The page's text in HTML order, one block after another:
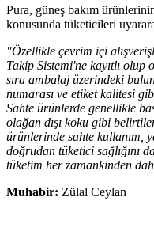
Pura, güneş bakım
konusunda tüketicileri
"Özellikle çevrim içi
Takip Sistemi'ne kayıtlı olup
sıra ambalaj üzerindeki
numarası ve etiket kalitesi
Sahte ürünlerde genellikle
olağan dışı koku gibi
ürünlerinde sahte kullanım,
doğrudan tüketici sağlığını
tüketim her zamankinden
Muhabir: Zülal Ceylan